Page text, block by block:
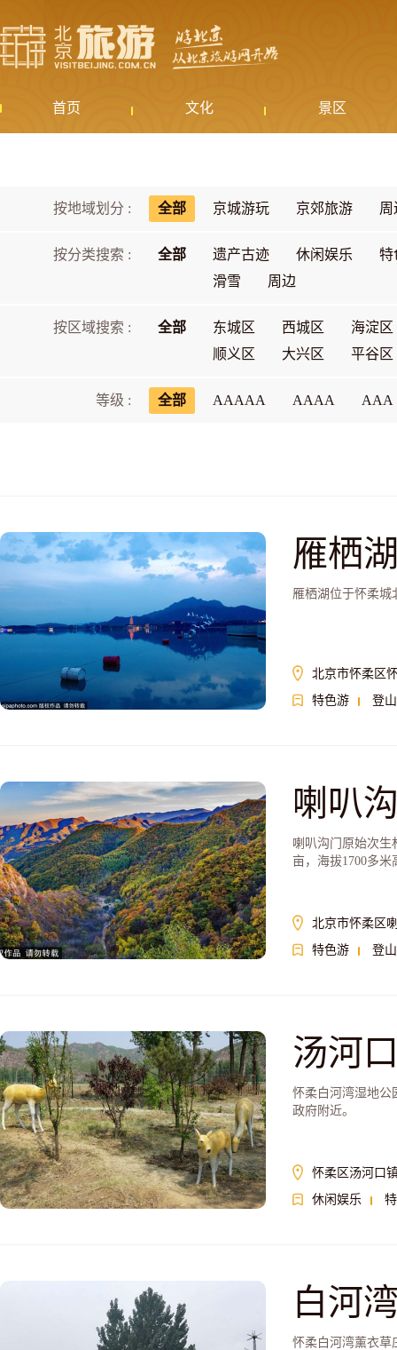
首页 文化 景区
按地域划分 : 全部 京城游玩 京郊旅游 周
按分类搜索 : 全部 遗产古迹 休闲娱乐
特
滑雪
周边
按区域搜索 : 全部 东城区 西城区
海淀区
顺义区
大兴区 平谷区
等级 : 全部 AAAAA AAAA AAA
雁栖
雁栖湖位于怀柔城
北京市怀柔区
特色游
登山
喇叭
喇叭沟门原始次生
亩，海拔1700多
北京市怀柔区
特色游
登山
汤河
怀柔白河湾湿地公
政府附近。
怀柔区汤河口
休闲娱乐
白河
怀柔白河湾薰衣草